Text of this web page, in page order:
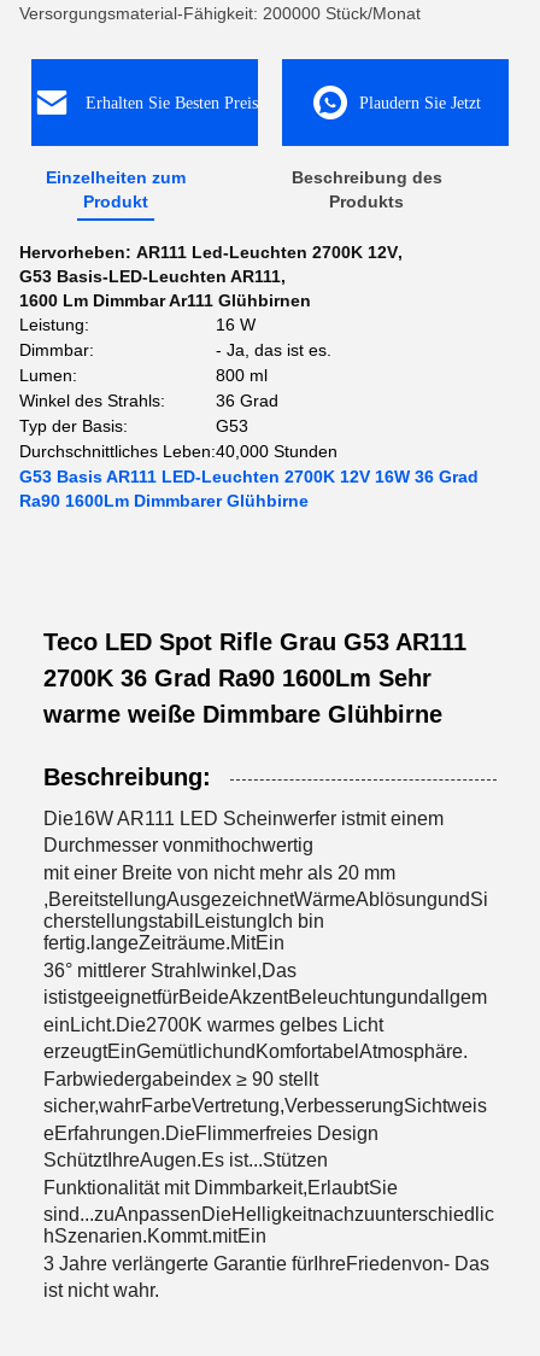
Versorgungsmaterial-Fähigkeit: 200000 Stück/Monat
Erhalten Sie Besten Preis Plaudern Sie Jetzt
Einzelheiten zum
Produkt
Beschreibung des
Produkts
Hervorheben: AR111 Led-Leuchten 2700K 12V,
G53 Basis-LED-Leuchten AR111,
1600 Lm Dimmbar Ar111 Glühbirnen
Leistung:
16 W
Dimmbar:
- Ja, das ist es.
Lumen:
800 ml
Winkel des Strahls:
36 Grad
Typ der Basis:
G53
Durchschnittliches Leben:40,000 Stunden
G53 Basis AR111 LED-Leuchten 2700K 12V 16W 36 Grad
Ra90 1600Lm Dimmbarer Glühbirne
Teco LED Spot Rifle Grau G53 AR111
2700K 36 Grad Ra90 1600Lm Sehr
warme weiße Dimmbare Glühbirne
Beschreibung:
Die16W AR111 LED Scheinwerfer istmit einem
Durchmesser vonmithochwertig
mit einer Breite von nicht mehr als 20 mm
,BereitstellungAusgezeichnetWärmeAblösungundSi
cherstellungstabil Leistung Ich bin
fertig. langeZeiträume.MitEin
36° mittlerer Strahlwinkel ,Das
ististgeeignetfürBeideAkzentBeleuchtungundallgem
ein Licht.Die2700K warmes gelbes Licht
erzeugtEinGemütlichund Komfortabel Atmosphäre.
Farbwiedergabeindex ≥ 90 stellt
sicher,wahrFarbeVertretung,VerbesserungSichtweis
eErfahrungen.DieFlimmerfreies Design
SchütztIhreAugen.Es ist...Stützen
Funktionalität mit Dimmbarkeit,ErlaubtSie
sind...zuAnpassenDieHelligkeitnachzuunterschiedlic
hSzenarien.Kommt.mitEin
3 Jahre verlängerte Garantie für IhreFriedenvon- Das
ist nicht wahr.